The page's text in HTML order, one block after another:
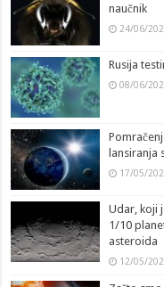
naučnik
24/06/
Rusija
08/06/
lansiranja
17/05/
Udar, koji
1/10
asteroida
12/05/